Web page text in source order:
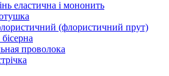
еластична і мононить
(флористичний прут)
проволока